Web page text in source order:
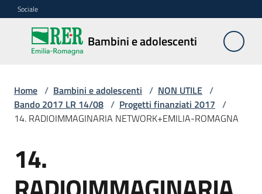
Vai al contenuto
Vai alla navigazione
Vai al footer
Sociale
Bambini e adolescenti
Bambini e
adolescenti
Accoglienza,
tutela
Home / Bambini e adolescenti / NON UTILE /
Bando 2017 LR 14/08 / Progetti finanziati 2017 /
14. RADIOIMMAGINARIA NETWORK+EMILIA-ROMAGNA
14.